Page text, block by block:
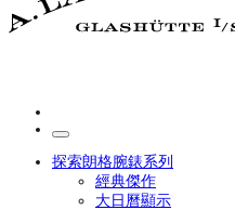
探索朗格腕錶系列
經典傑作
大日曆顯示